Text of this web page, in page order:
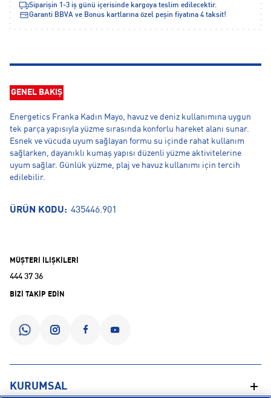
Siparişin 1-3 iş günü içerisinde kargoya teslim edilecektir.
Garanti BBVA ve Bonus kartlarına özel peşin fiyatına 4 taksit!
GENEL BAKIŞ
Energetics Franka Kadın Mayo, havuz ve deniz kullanımına uygun
tek parça yapısıyla yüzme sırasında konforlu hareket alanı sunar.
Esnek ve vücuda uyum sağlayan formu su içinde rahat kullanım
sağlarken, dayanıklı kumaş yapısı düzenli yüzme aktivitelerine
uyum sağlar. Günlük yüzme, plaj ve havuz kullanımı için tercih
edilebilir.
ÜRÜN KODU: 435446.901
MÜŞTERİ İLİŞKİLERİ
444 37 36
BİZİ TAKİP EDİN
KURUMSAL